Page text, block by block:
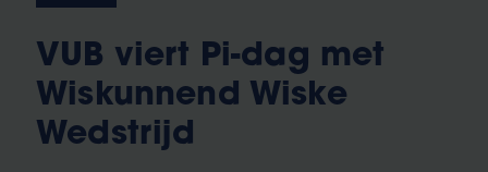
VUB viert Pi-dag met
Wiskunnend Wiske
Wedstrijd